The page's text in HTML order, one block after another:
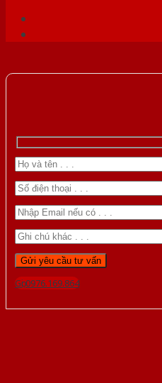
Gọi 0976.169.864